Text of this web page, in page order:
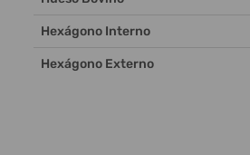
Hexágono Interno
Hexágono Externo